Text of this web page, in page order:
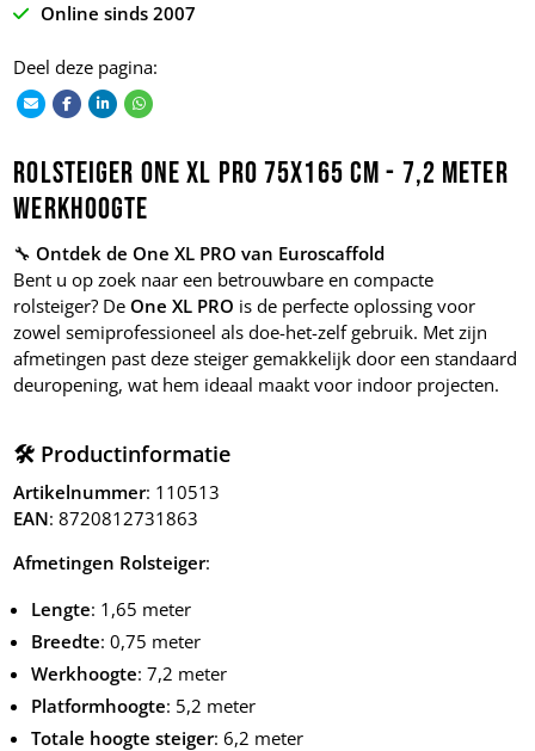
Online sinds 2007
Deel deze pagina:
Rolsteiger One XL PRO 75x165 cm - 7,2 meter
Werkhoogte
🔧 Ontdek de One XL PRO van Euroscaffold
Bent u op zoek naar een betrouwbare en compacte
rolsteiger? De One XL PRO is de perfecte oplossing voor
zowel semiprofessioneel als doe-het-zelf gebruik. Met zijn
afmetingen past deze steiger gemakkelijk door een standaard
deuropening, wat hem ideaal maakt voor indoor projecten.
🛠️ Productinformatie
Artikelnummer: 110513
EAN: 8720812731863
Afmetingen Rolsteiger:
Lengte: 1,65 meter
Breedte: 0,75 meter
Werkhoogte: 7,2 meter
Platformhoogte: 5,2 meter
Totale hoogte steiger: 6,2 meter